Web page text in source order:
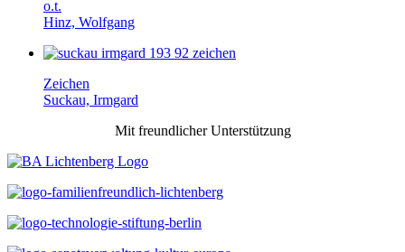
o.t.
Hinz, Wolfgang
Zeichen
Suckau, Irmgard
Mit freundlicher Unterstützung